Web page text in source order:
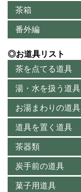
茶箱
番外編
◎お道具リスト
茶を点てる道具
湯・水を扱う道具
お湯まわりの道具
道具を置く道具
茶器類
炭手前の道具
菓子用道具